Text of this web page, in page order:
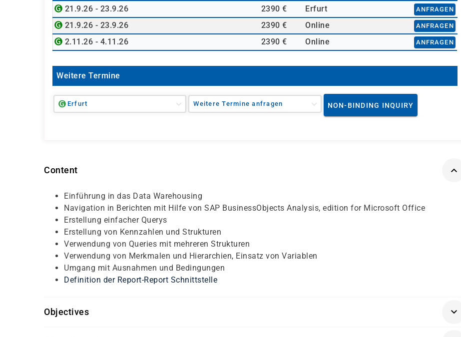
21.9.26 - 23.9.26
2390 € Erfurt ANFRAGEN
21.9.26 - 23.9.26 2390 € Online ANFRAGEN
2.11.26 - 4.11.26 2390 € Online ANFRAGEN
Weitere Termine
Erfurt Weitere Termine anfragen NON-BINDING INQUIRY
Content
Einführung in das Data Warehousing
Navigation in Berichten mit Hilfe von SAP BusinessObjects Analysis, edition for Microsoft Office
Erstellung einfacher Querys
Erstellung von Kennzahlen und Strukturen
Verwendung von Queries mit mehreren Strukturen
Verwendung von Merkmalen und Hierarchien, Einsatz von Variablen
Umgang mit Ausnahmen und Bedingungen
Definition der Report-Report Schnittstelle
Objectives